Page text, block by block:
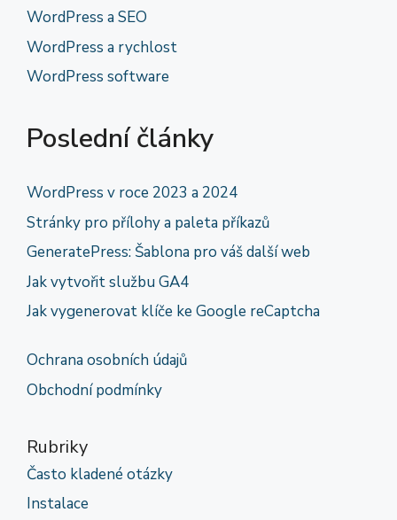
WordPress a SEO
WordPress a rychlost
WordPress software
Poslední články
WordPress v roce 2023 a 2024
Stránky pro přílohy a paleta příkazů
GeneratePress: Šablona pro váš další web
Jak vytvořit službu GA4
Jak vygenerovat klíče ke Google reCaptcha
Ochrana osobních údajů
Obchodní podmínky
Rubriky
Často kladené otázky
Instalace